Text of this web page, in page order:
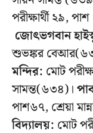
পরীক্ষার্থী ২৯,
জোৎভগবান
শুভঙ্কর
মন্দির: মোট
সামন্ত(৬৩৪)।
পাশ৬৭, শ্রেয়া
বিদ্যালয়: মোট